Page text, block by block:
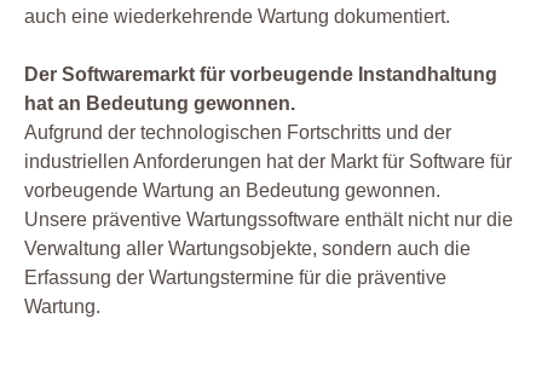
auch eine wiederkehrende Wartung dokumentiert.
Der Softwaremarkt für vorbeugende Instandhaltung
hat an Bedeutung gewonnen.
Aufgrund der technologischen Fortschritts und der
industriellen Anforderungen hat der Markt für Software für
vorbeugende Wartung an Bedeutung gewonnen.
Unsere präventive Wartungssoftware enthält nicht nur die
Verwaltung aller Wartungsobjekte, sondern auch die
Erfassung der Wartungstermine für die präventive
Wartung.